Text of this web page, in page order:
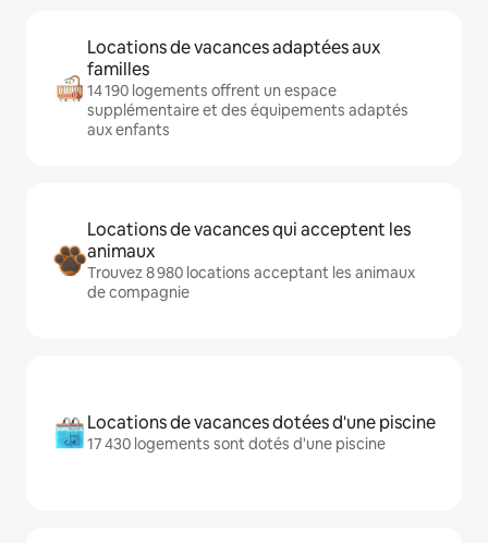
Locations de vacances adaptées aux
familles
14 190 logements offrent un espace
supplémentaire et des équipements adaptés
aux enfants
Locations de vacances qui acceptent les
animaux
Trouvez 8 980 locations acceptant les animaux
de compagnie
Locations de vacances dotées d'une piscine
17 430 logements sont dotés d'une piscine